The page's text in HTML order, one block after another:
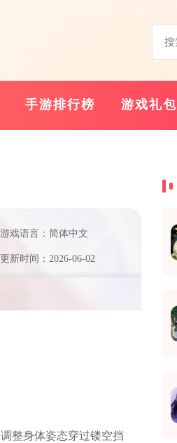
手游排行榜 游戏礼包
游戏语言：简体中文
更新时间：2026-06-02
整身体姿态穿过镂空挡